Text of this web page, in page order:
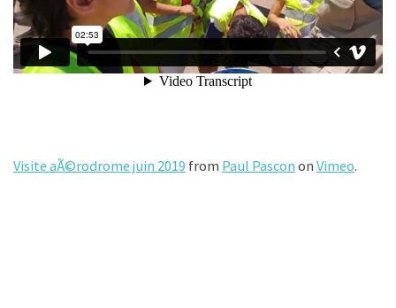
Visite aÃ©rodrome juin 2019 from Paul Pascon on Vimeo.